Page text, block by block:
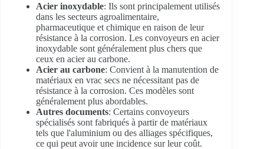
Acier inoxydable: Ils sont principalement utilisés
dans les secteurs agroalimentaire,
pharmaceutique et chimique en raison de leur
résistance à la corrosion. Les convoyeurs en acier
inoxydable sont généralement plus chers que
ceux en acier au carbone.
Acier au carbone: Convient à la manutention de
matériaux en vrac secs ne nécessitant pas de
résistance à la corrosion. Ces modèles sont
généralement plus abordables.
Autres documents: Certains convoyeurs
spécialisés sont fabriqués à partir de matériaux
tels que l'aluminium ou des alliages spécifiques,
ce qui peut avoir une incidence sur leur coût.